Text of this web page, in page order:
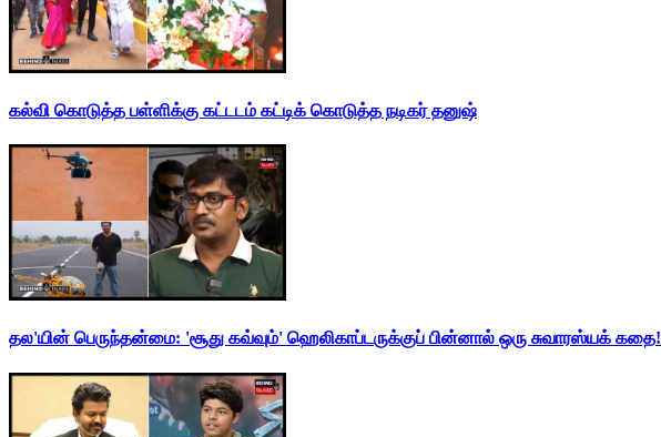
கல்வி கொடுத்த பள்ளிக்கு கட்டடம் கட்டிக் கொடுத்த நடிகர் தனுஷ்
தல'யின் பெருந்தன்மை: 'சூது கவ்வும்' ஹெலிகாப்டருக்குப் பின்னால் ஒரு சுவாரஸ்யக் கதை!